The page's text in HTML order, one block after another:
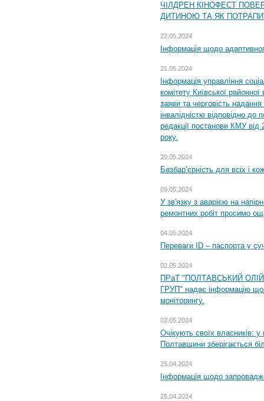
ЧІЛДРЕН КІНОФЕСТ
ДИТИНОЮ ТА ЯК
22.05.2024
Інформація щодо
21.05.2024
Інформація управління
комітету Київської
заяви та черговість надання
інвалідністю відповідно
редакції постанови КМУ від
року.
20.05.2024
Безбар’єрність для всіх і
09.05.2024
У зв'язку з аварією на
ремонтних робіт просимо
04.05.2024
Переваги ID – паспорта у
02.05.2024
ПРаТ "ПОЛТАВСЬКИЙ
ГРУП" надає інформацію
моніторингу.
02.05.2024
Очікують своїх власників: у
Полтавщини зберігається
25.04.2024
Інформація щодо
25.04.2024